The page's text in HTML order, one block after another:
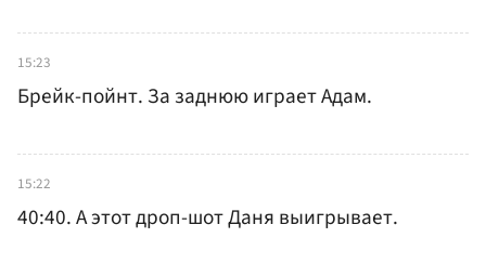
15:23
Брейк-пойнт. За заднюю играет Адам.
15:22
40:40. А этот дроп-шот Даня выигрывает.